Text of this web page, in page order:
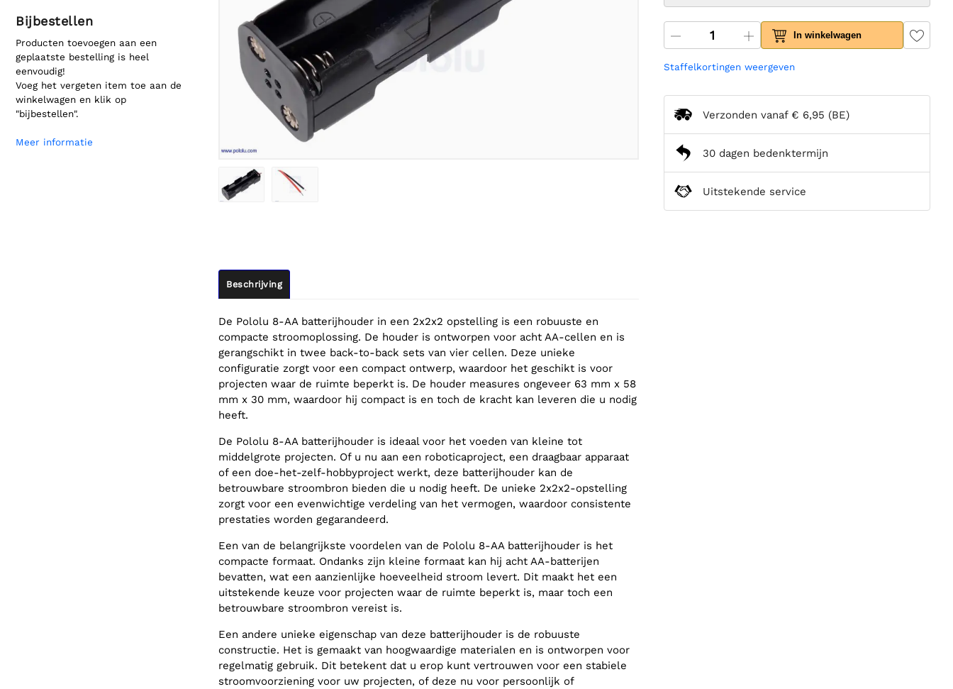
Bijbestellen
Producten toevoegen aan een
geplaatste bestelling is heel
eenvoudig!
Voeg het vergeten item toe aan de
winkelwagen en klik op
"bijbestellen".
Meer informatie
Beschrijving
De Pololu 8-AA batterijhouder in een 2x2x2 opstelling is een robuuste en
compacte stroomoplossing. De houder is ontworpen voor acht AA-cellen en is
gerangschikt in twee back-to-back sets van vier cellen. Deze unieke
configuratie zorgt voor een compact ontwerp, waardoor het geschikt is voor
projecten waar de ruimte beperkt is. De houder measures ongeveer 63 mm x 58
mm x 30 mm, waardoor hij compact is en toch de kracht kan leveren die u nodig
heeft.
De Pololu 8-AA batterijhouder is ideaal voor het voeden van kleine tot
middelgrote projecten. Of u nu aan een roboticaproject, een draagbaar apparaat
of een doe-het-zelf-hobbyproject werkt, deze batterijhouder kan de
betrouwbare stroombron bieden die u nodig heeft. De unieke 2x2x2-opstelling
zorgt voor een evenwichtige verdeling van het vermogen, waardoor consistente
prestaties worden gegarandeerd.
Een van de belangrijkste voordelen van de Pololu 8-AA batterijhouder is het
compacte formaat. Ondanks zijn kleine formaat kan hij acht AA-batterijen
bevatten, wat een aanzienlijke hoeveelheid stroom levert. Dit maakt het een
uitstekende keuze voor projecten waar de ruimte beperkt is, maar toch een
betrouwbare stroombron vereist is.
Een andere unieke eigenschap van deze batterijhouder is de robuuste
constructie. Het is gemaakt van hoogwaardige materialen en is ontworpen voor
regelmatig gebruik. Dit betekent dat u erop kunt vertrouwen voor een stabiele
stroomvoorziening voor uw projecten, of deze nu voor persoonlijk of
In winkelwagen
Staffelkortingen weergeven
Verzonden vanaf € 6,95 (BE)
30 dagen bedenktermijn
Uitstekende service